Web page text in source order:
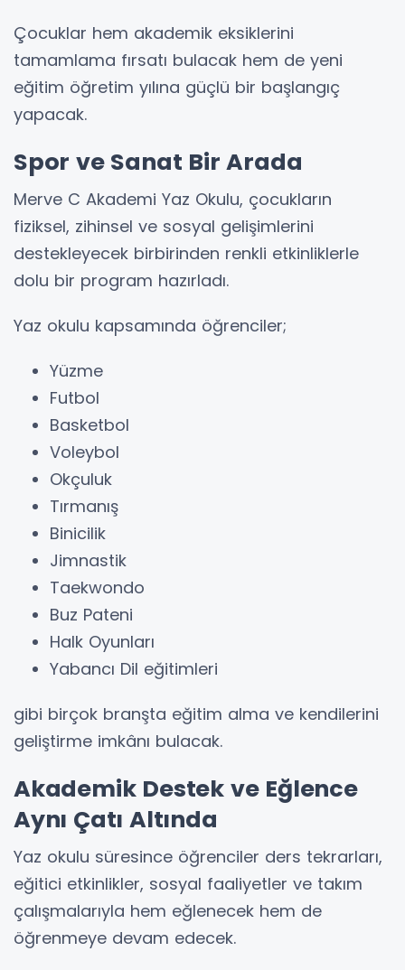
Çocuklar hem akademik eksiklerini
tamamlama fırsatı bulacak hem de yeni
eğitim öğretim yılına güçlü bir başlangıç
yapacak.
Spor ve Sanat Bir Arada
Merve C Akademi Yaz Okulu, çocukların
fiziksel, zihinsel ve sosyal gelişimlerini
destekleyecek birbirinden renkli etkinliklerle
dolu bir program hazırladı.
Yaz okulu kapsamında öğrenciler;
Yüzme
Futbol
Basketbol
Voleybol
Okçuluk
Tırmanış
Binicilik
Jimnastik
Taekwondo
Buz Pateni
Halk Oyunları
Yabancı Dil eğitimleri
gibi birçok branşta eğitim alma ve kendilerini
geliştirme imkânı bulacak.
Akademik Destek ve Eğlence
Aynı Çatı Altında
Yaz okulu süresince öğrenciler ders tekrarları,
eğitici etkinlikler, sosyal faaliyetler ve takım
çalışmalarıyla hem eğlenecek hem de
öğrenmeye devam edecek.